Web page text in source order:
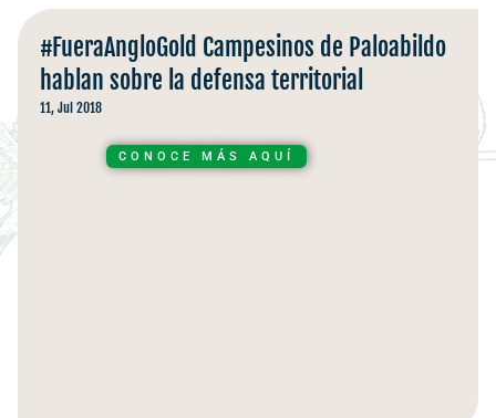
#FueraAngloGold Campesinos de Paloabildo
hablan sobre la defensa territorial
11, Jul 2018
CONOCE MÁS AQUÍ